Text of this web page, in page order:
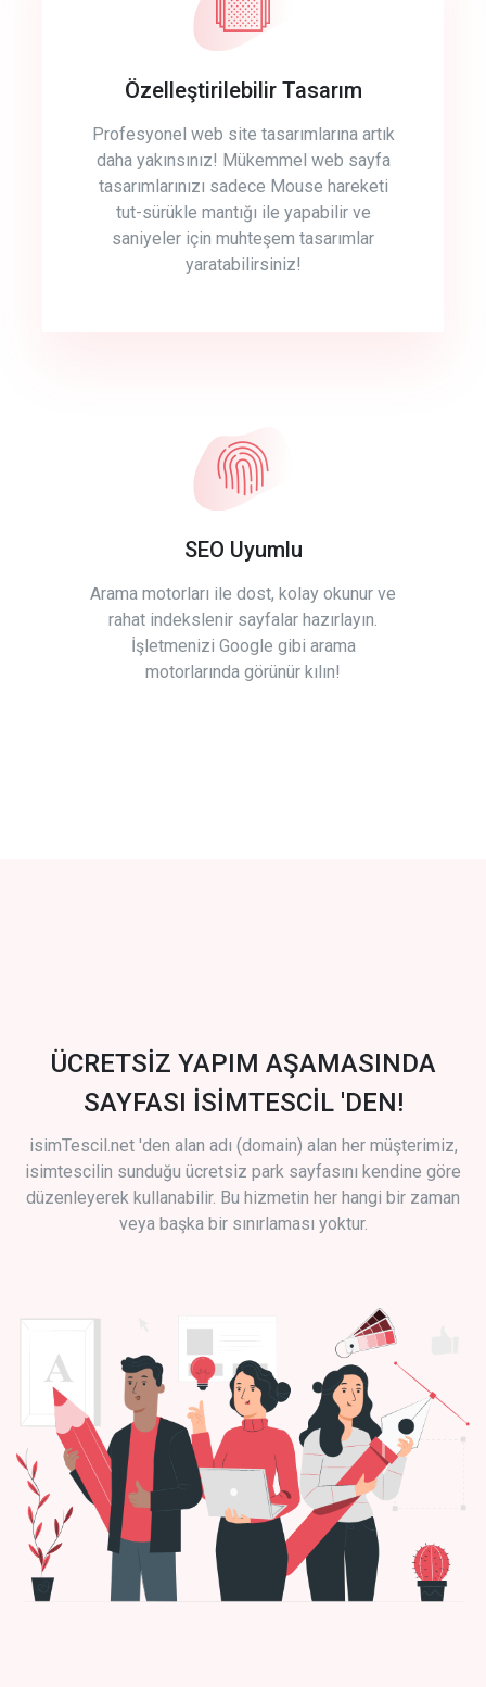
Özelleştirilebilir Tasarım
Profesyonel web site tasarımlarına artık
daha yakınsınız! Mükemmel web sayfa
tasarımlarınızı sadece Mouse hareketi
tut-sürükle mantığı ile yapabilir ve
saniyeler için muhteşem tasarımlar
yaratabilirsiniz!
SEO Uyumlu
Arama motorları ile dost, kolay okunur ve
rahat indekslenir sayfalar hazırlayın.
İşletmenizi Google gibi arama
motorlarında görünür kılın!
ÜCRETSİZ YAPIM AŞAMASINDA
SAYFASI İSİMTESCİL 'DEN!
isimTescil.net 'den alan adı (domain) alan her müşterimiz,
isimtescilin sunduğu ücretsiz park sayfasını kendine göre
düzenleyerek kullanabilir. Bu hizmetin her hangi bir zaman
veya başka bir sınırlaması yoktur.